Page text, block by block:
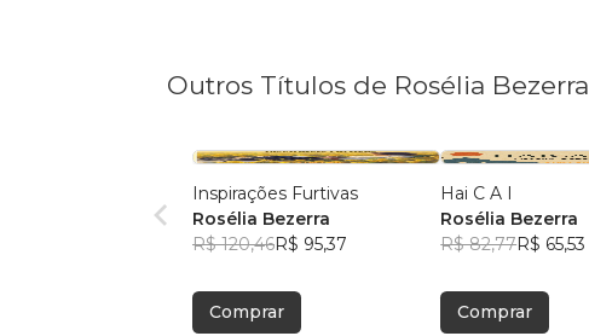
Outros Títulos de Rosélia Bezerra
Inspirações Furtivas
Rosélia Bezerra
R$ 120,46R$ 95,37
Comprar
Hai C A I
Rosélia Bezerra
R$ 82,77R$ 65,53
Comprar